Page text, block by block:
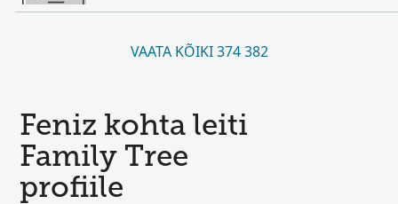
VAATA KÕIKI 374 382
Feniz kohta leiti
Family Tree
profiile